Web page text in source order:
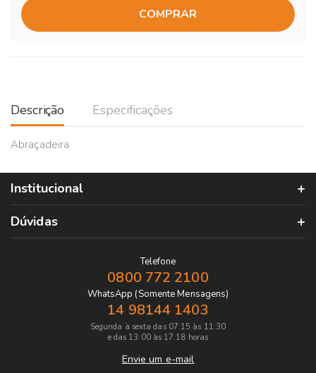
COMPRAR
Descrição Especificações
Abraçadeira
Institucional
Dúvidas
Telefone
0800 772 2100
WhatsApp (Somente Mensagens)
14 98144 1403
Segunda à sexta das 07:15 às 11:30
e das 13:00 às 17:18 horas
Envie um e-mail